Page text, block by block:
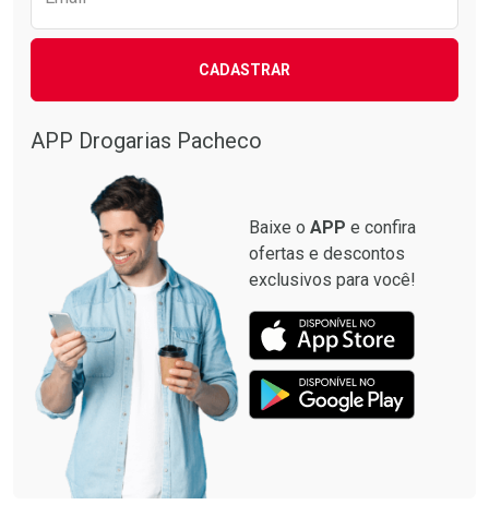
Comprar sem Desconto
Comprar sem Desconto
Por R$ 22,90/cada
CADASTRAR
APP Drogarias Pacheco
Baixe o APP e confira
ofertas e descontos
exclusivos para você!